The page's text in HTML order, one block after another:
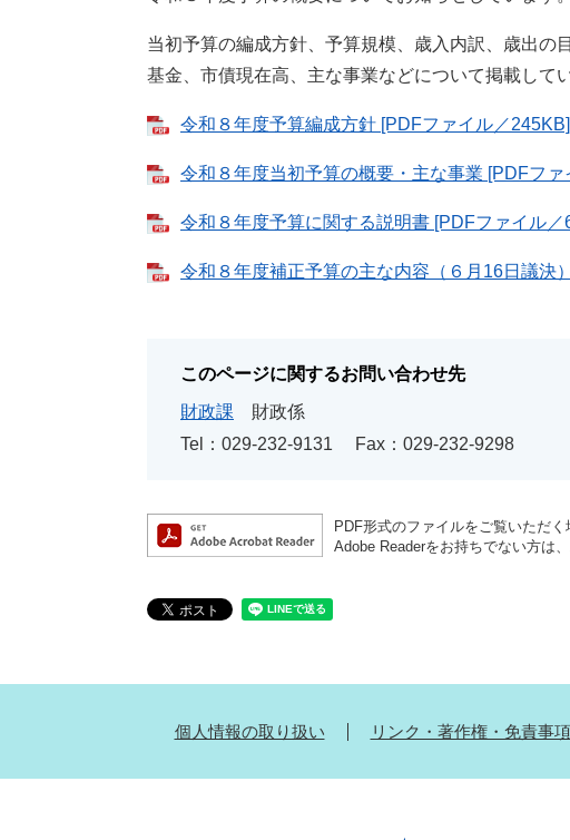
当初予算の編成方針、予算規模、歳入内訳、歳出の
基金、市債現在高、主な事業などについて掲載して
令和８年度予算編成方針 [PDFファイル／245KB]
令和８年度当初予算の概要・主な事業 [PDFファ
令和８年度予算に関する説明書 [PDFファイル／
令和８年度補正予算の主な内容（６月16日議決
このページに関するお問い合わせ先
財政課
財政係
Tel：029-232-9131
Fax：029-232-9298
PDF形式のファイルをご覧いただ
Adobe Readerをお持ちでない方は
個人情報の取り扱い リンク・著作権・免責事項